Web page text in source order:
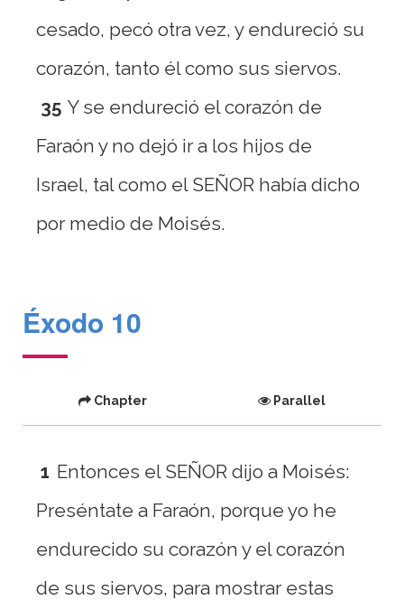
cesado, pecó otra vez, y endureció su
corazón, tanto él como sus siervos.
35 Y se endureció el corazón de
Faraón y no dejó ir a los hijos de
Israel, tal como el SEÑOR había dicho
por medio de Moisés.
Éxodo 10
Chapter Parallel
1 Entonces el SEÑOR dijo a Moisés:
Preséntate a Faraón, porque yo he
endurecido su corazón y el corazón
de sus siervos, para mostrar estas